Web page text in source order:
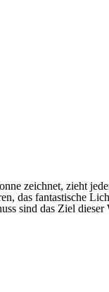
zeichnet, zieht
das fantastische
sind das Ziel